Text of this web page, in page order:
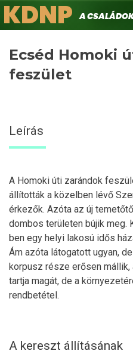
Ugrás
a
Keresés
KDNPA családokért.
Ecséd Homoki
feszület
Leírás
A Homoki úti zarándok
állították a közelben lévő
érkezők. Azóta az új
dombos területen bújik
ben egy helyi lakosú idős
Ám azóta látogatott ugyan,
korpusz része erősen
tartja magát, de a
rendbetétel.
A kereszt állításának